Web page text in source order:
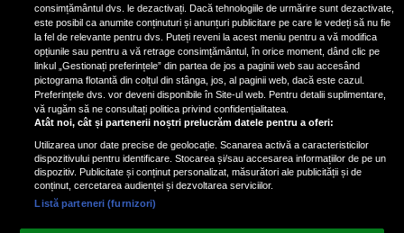
Oana Roman, achiziție după
achiziție. Suma exorbitantă pe
care a scos-o din buzunar pentru o
pereche de ochelari de soare și un
parfum
consimțământul dvs. le dezactivați. Dacă tehnologiile de urmărire sunt dezactivate,
este posibil ca anumite conținuturi și anunțuri publicitare pe care le vedeți să nu fie
la fel de relevante pentru dvs. Puteți reveni la acest meniu pentru a vă modifica
opțiunile sau pentru a vă retrage consimțământul, în orice moment, dând clic pe
linkul „Gestionați preferințele” din partea de jos a paginii web sau accesând
pictograma flotantă din colțul din stânga, jos, al paginii web, dacă este cazul.
Preferințele dvs. vor deveni disponibile în Site-ul web. Pentru detalii suplimentare,
vă rugăm să ne consultați politica privind confidențialitatea.
Atât noi, cât și partenerii noștri prelucrăm datele pentru a oferi:
Utilizarea unor date precise de geolocație. Scanarea activă a caracteristicilor
dispozitivului pentru identificare. Stocarea și/sau accesarea informațiilor de pe un
dispozitiv. Publicitate și conținut personalizat, măsurători ale publicității și de
conținut, cercetarea audienței și dezvoltarea serviciilor.
Listă parteneri (furnizori)